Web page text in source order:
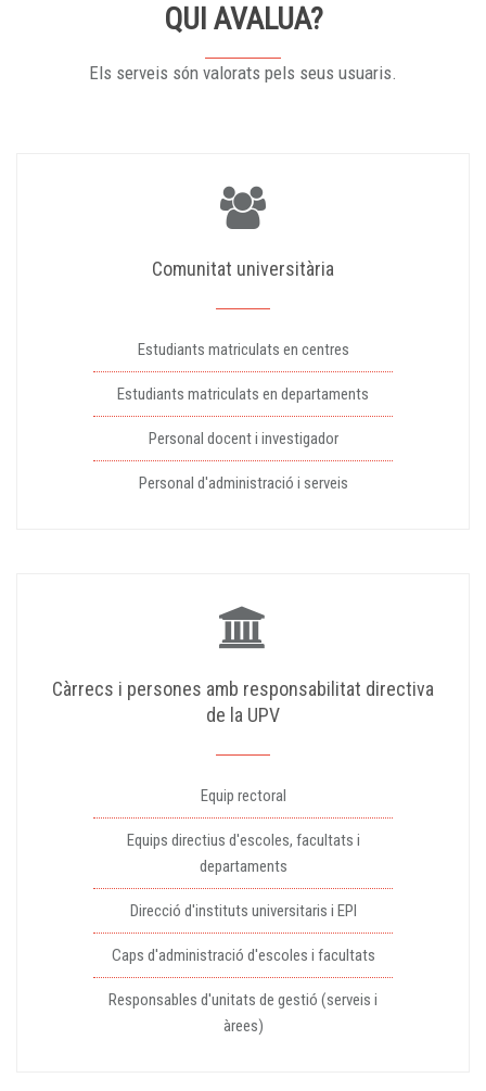
QUI AVALUA?
Els serveis són valorats pels seus usuaris.
Comunitat universitària
Estudiants matriculats en centres
Estudiants matriculats en departaments
Personal docent i investigador
Personal d'administració i serveis
Càrrecs i persones amb responsabilitat directiva
de la UPV
Equip rectoral
Equips directius d'escoles, facultats i
departaments
Direcció d'instituts universitaris i EPI
Caps d'administració d'escoles i facultats
Responsables d'unitats de gestió (serveis i
àrees)